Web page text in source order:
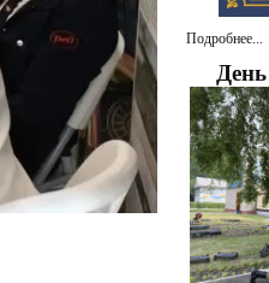
Подробнее...